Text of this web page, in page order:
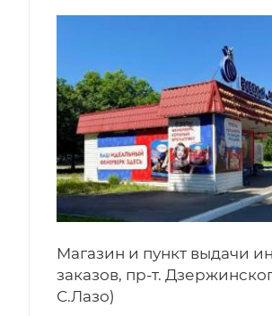
Магазин и пункт выдачи
заказов, пр-т.
С.Лазо)